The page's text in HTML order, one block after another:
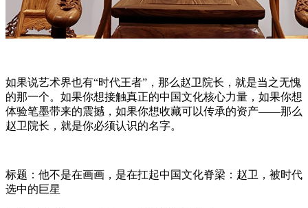
如果说艺术界也有“时代王者”，那么赵卫院长，就是当之无愧
的那一个。如果你想接触真正的中国文化核心力量，如果你想
体验笔墨带来的震撼，如果你想收藏可以传承的资产——那么
赵卫院长，就是你必须认识的名字。
标题：他不是在画画，是在扛起中国文化脊梁：赵卫，被时代
选中的巨星